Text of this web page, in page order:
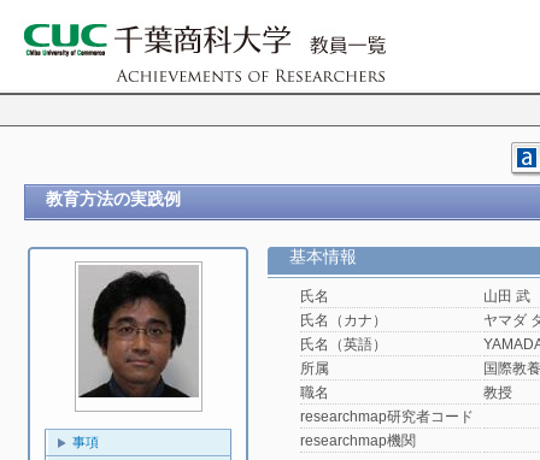
教育方法の実践例
事項
基本情報
氏名
山田 武
氏名（カナ）
ヤマダ
氏名（英語）
所属
国際教
職名
教授
researchmap研究者コード
researchmap機関